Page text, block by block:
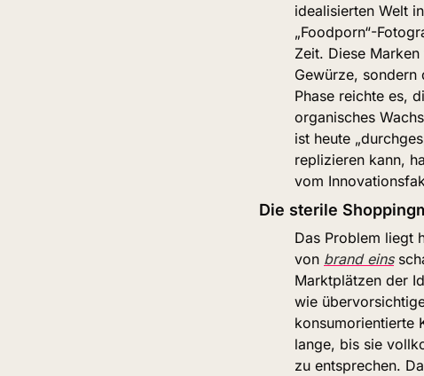
idealisierten Welt
„Foodporn“-
Zeit. Diese
Gewürze, sondern
Phase reichte es,
organisches
ist heute
replizieren kann,
vom
Die sterile
Das Problem liegt
von brand eins
Marktplätzen der
wie
konsumorientierte
lange, bis sie
zu entsprechen.